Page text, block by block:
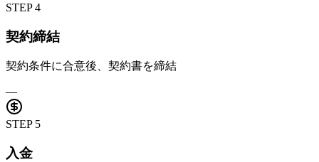
STEP4
契約締結
契約条件に合意後、契約書を締結
—
STEP 5
入金